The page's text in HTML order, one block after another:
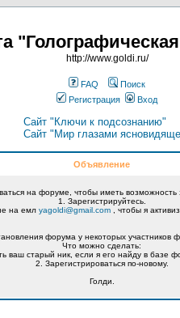
http://www.goldi.ru/
FAQ
Поиск
Регистрация
Вход
Сайт "Ключи к подсознанию"
Сайт "Мир глазами
Объявление
на форуме, чтобы иметь возможность
1. Зарегистрируйтесь.
на емл yagoldi@gmail.com , чтобы я
форума у некоторых участников
Что можно сделать:
ваш старый ник, если я его найду в
2. Зарегистрироваться по-новому.
Голди.